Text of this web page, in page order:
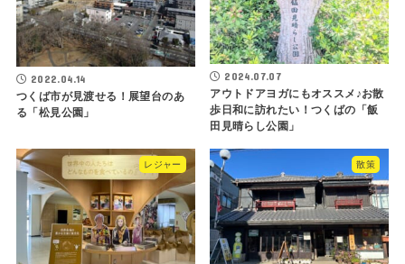
2022.04.14
つくば市が見渡せる！展望台のあ
る「松見公園」
2024.07.07
アウトドアヨガにもオススメ♪お散
歩日和に訪れたい！つくばの「飯
田見晴らし公園」
レジャー 散策